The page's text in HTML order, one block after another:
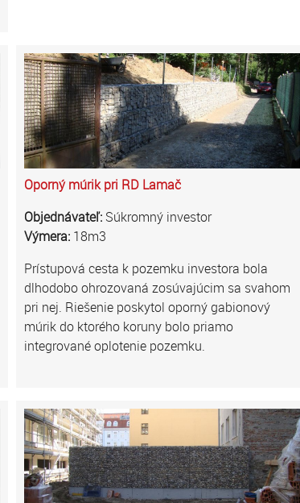
Oporný múrik pri RD Lamač
Objednávateľ: Súkromný investor
Výmera: 18m3
Prístupová cesta k pozemku investora bola
dlhodobo ohrozovaná zosúvajúcim sa svahom
pri nej. Riešenie poskytol oporný gabionový
múrik do ktorého koruny bolo priamo
integrované oplotenie pozemku.